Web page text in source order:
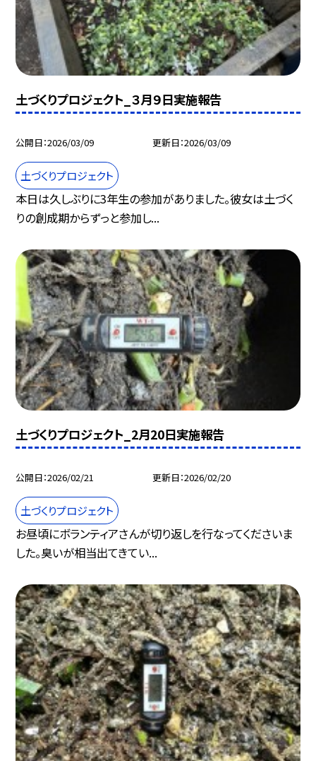
土づくりプロジェクト_３月９日実施報告
公開日 2026/03/09 更新日 2026/03/09
土づくりプロジェクト
本日は久しぶりに3年生の参加がありました。彼女は土づく
りの創成期からずっと参加し...
土づくりプロジェクト_2月20日実施報告
公開日 2026/02/21 更新日 2026/02/20
土づくりプロジェクト
お昼頃にボランティアさんが切り返しを行なってくださいま
した。臭いが相当出てきてい...